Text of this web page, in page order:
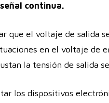
continua.
que el voltaje de salida
en el voltaje de
la tensión de salida
los dispositivos